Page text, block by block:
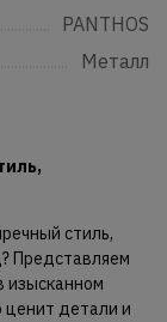
PANTHOS
Металл
стиль,
Представляем
изысканном
ценит детали и